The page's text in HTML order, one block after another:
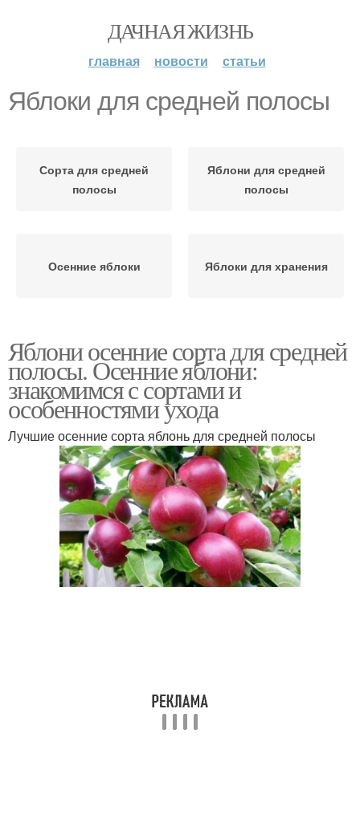
ДАЧНАЯ ЖИЗНЬ
главная новости статьи
Яблоки для средней полосы
Сорта для средней
полосы
Яблони для средней
полосы
Осенние яблоки Яблоки для хранения
Яблони осенние сорта для средней
полосы. Осенние яблони:
знакомимся с сортами и
особенностями ухода
Лучшие осенние сорта яблонь для средней полосы